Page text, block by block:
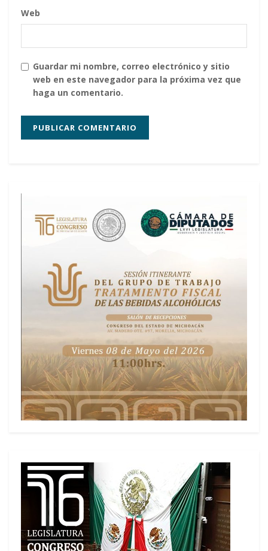
Web
Guardar mi nombre, correo electrónico y sitio
web en este navegador para la próxima vez que
haga un comentario.